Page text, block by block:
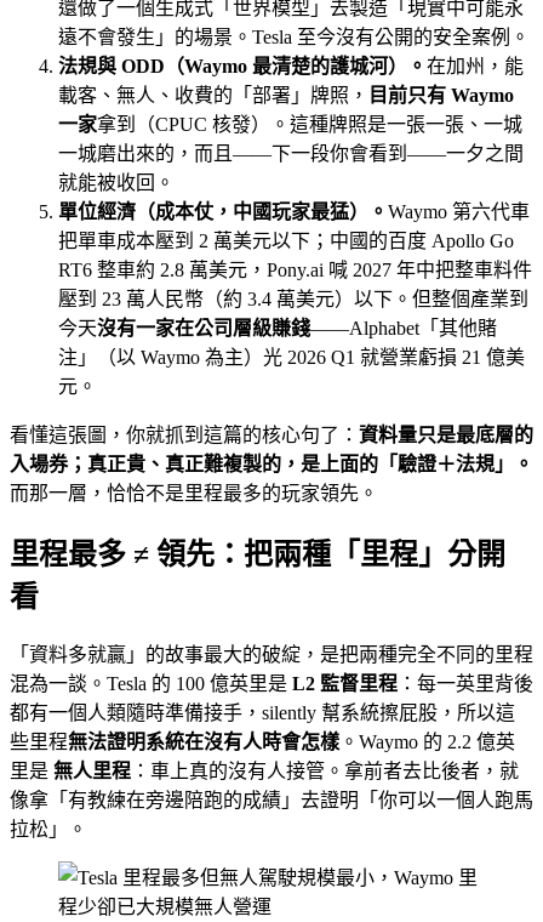
還做了一個生成式「世界模型」去製造「現實中可能永
遠不會發生」的場景。Tesla 至今沒有公開的安全案例。
法規與 ODD（Waymo 最清楚的護城河）。 在加州，能
載客、無人、收費的「部署」牌照， 目前只有 Waymo
一家拿到（CPUC 核發）。這種牌照是一張一張、一城
一城磨出來的，而且——下一段你會看到——一夕之間
就能被收回。
單位經濟（成本仗，中國玩家最猛）。 Waymo 第六代車
把單車成本壓到 2 萬美元以下；中國的百度 Apollo Go
RT6 整車約 2.8 萬美元，Pony.ai 喊 2027 年中把整車料件
壓到 23 萬人民幣（約 3.4 萬美元）以下。但整個產業到
今天沒有一家在公司層級賺錢——Alphabet「其他賭
注」（以 Waymo 為主）光 2026 Q1 就營業虧損 21 億美
元。
看懂這張圖，你就抓到這篇的核心句了： 資料量只是最底層的
入場券；真正貴、真正難複製的，是上面的「驗證＋法規」。
而那一層，恰恰不是里程最多的玩家領先。
里程最多 ≠ 領先：把兩種「里程」分開
看
「資料多就贏」的故事最大的破綻，是把兩種完全不同的里程
混為一談。Tesla 的 100 億英里是 L2 監督里程 ：每一英里背後
都有一個人類隨時準備接手，silently 幫系統擦屁股，所以這
些里程無法證明系統在沒有人時會怎樣 。Waymo 的 2.2 億英
里是 無人里程 ：車上真的沒有人接管。拿前者去比後者，就
像拿「有教練在旁邊陪跑的成績」去證明「你可以一個人跑馬
拉松」。